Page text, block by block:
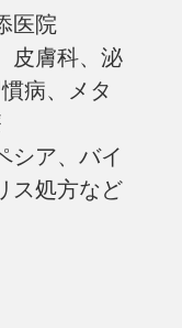
医院
皮膚科、泌
病、メタ
シア、バイ
ス処方など